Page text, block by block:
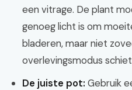
een vitrage. De plant
genoeg licht is om
bladeren, maar niet
overlevingsmodus
De juiste pot: Gebruik